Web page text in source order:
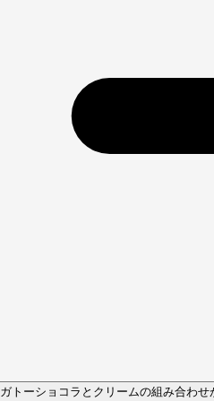
ガトーショコラとクリームの組み合わせ